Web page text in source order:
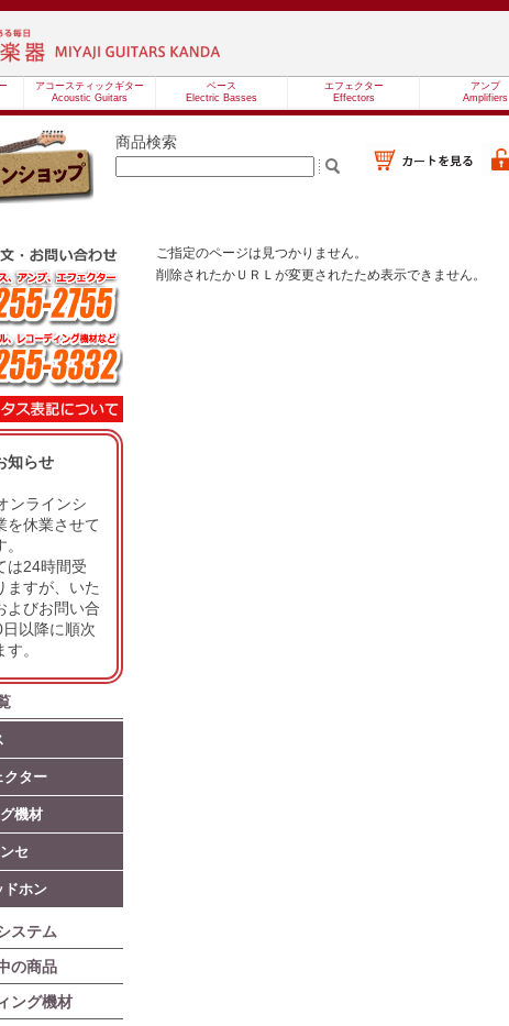
アコースティックギター
Acoustic Guitars
ベース
Electric Basses
エフェクター
Effectors
アンプ
Amplifiers
商品検索
ご指定のページは見つかりません。
削除されたかＵＲＬが変更されたため表示できません。
知らせ
ンラインシ
を休業させて
は24時間受
ますが、いた
よびお問い合
以降に順次
。
ター
機材
セ
ホン
ステム
の商品
ング機材